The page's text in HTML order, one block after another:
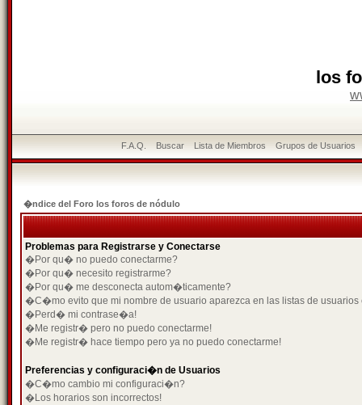
los
F.A.Q. Buscar Lista de Miembros Grupos de Usuarios
�ndice del Foro los foros de nódulo
Problemas para Registrarse y Conectarse
�Por qu� no puedo conectarme?
�Por qu� necesito registrarme?
�Por qu� me desconecta autom�ticamente?
�C�mo evito que mi nombre de usuario aparezca en las listas de usuarios
�Perd� mi contrase�a!
�Me registr� pero no puedo conectarme!
�Me registr� hace tiempo pero ya no puedo conectarme!
Preferencias y configuraci�n de Usuarios
�C�mo cambio mi configuraci�n?
�Los horarios son incorrectos!